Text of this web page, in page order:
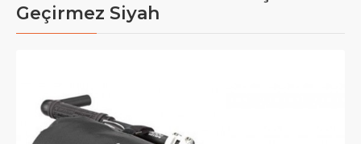
Geçirmez Siyah